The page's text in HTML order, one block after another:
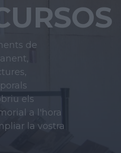
de
els
a l'hora
la vostra